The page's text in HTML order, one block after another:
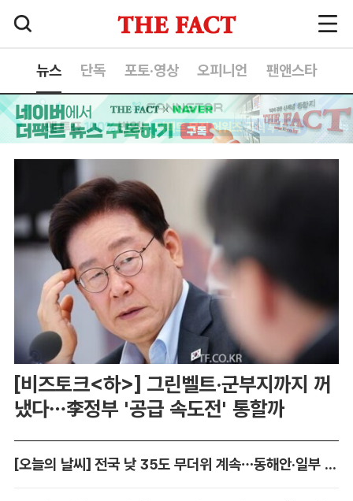
뉴스 단독 포토·영상 오피니언 팬앤스타
[비즈토크<하>] 그린벨트·군부지까지 꺼
냈다…李정부 '공급 속도전' 통할까
[오늘의 날씨] 전국 낮 35도 무더위 계속…동해안·일부 지역 비